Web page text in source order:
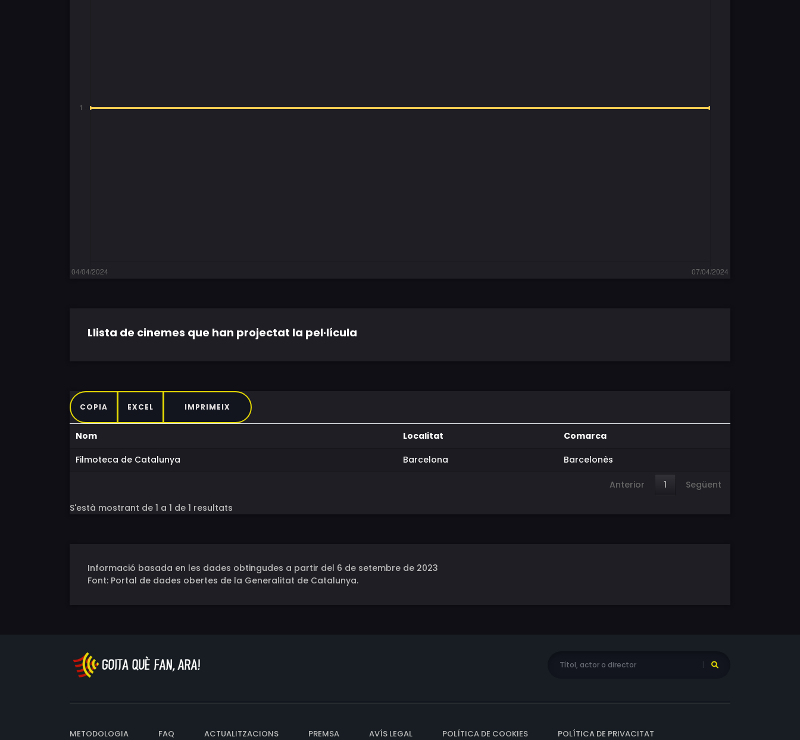
Llista de cinemes que han projectat la pel·lícula
COPIA EXCEL IMPRIMEIX
Nom Localitat
Comarca
Filmoteca de Catalunya
Barcelona Barcelonès
Anterior 1
Següent
S'està mostrant de 1 a 1 de 1 resultats
Informació basada en les dades obtingudes a partir del 6 de setembre de 2023
Font: Portal de dades obertes de la Generalitat de Catalunya.
METODOLOGIA FAQ ACTUALITZACIONS PREMSA AVÍS LEGAL POLÍTICA DE COOKIES POLÍTICA DE PRIVACITAT